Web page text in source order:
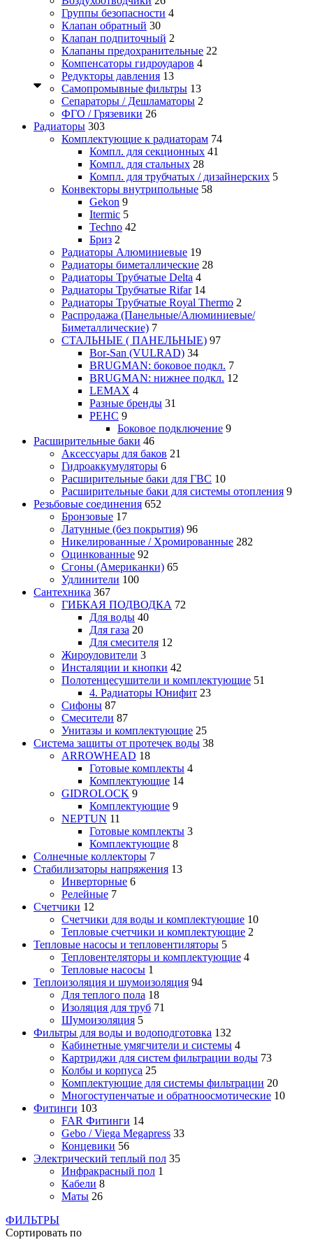
Группы безопасности 4
Клапан обратный 30
Клапан подпиточный 2
Клапаны предохранительные 22
Компенсаторы гидроударов 4
Редукторы давления 13
Самопромывные фильтры 13
Сепараторы / Дешламаторы 2
ФГО / Грязевики 26
Радиаторы 303
Комплектующие к радиаторам 74
Компл. для секционных 41
Компл. для стальных 28
Компл. для трубчатых / дизайнерских 5
Конвекторы внутрипольные 58
Gekon 9
Itermic 5
Techno 42
Бриз 2
Радиаторы Алюминиевые 19
Радиаторы биметаллические 28
Радиаторы Трубчатые Delta 4
Радиаторы Трубчатые Rifar 14
Радиаторы Трубчатые Royal Thermo 2
Распродажа (Панельные/Алюминиевые/
Биметаллические) 7
СТАЛЬНЫЕ ( ПАНЕЛЬНЫЕ) 97
Bor-San (VULRAD) 34
BRUGMAN: боковое подкл. 7
BRUGMAN: нижнее подкл. 12
LEMAX 4
Разные бренды 31
РЕНС 9
Боковое подключение 9
Расширительные баки 46
Аксессуары для баков 21
Гидроаккумуляторы 6
Расширительные баки для ГВС 10
Расширительные баки для системы отопления 9
Резьбовые соединения 652
Бронзовые 17
Латунные (без покрытия) 96
Никелированные / Хромированные 282
Оцинкованные 92
Сгоны (Американки) 65
Удлинители 100
Сантехника 367
ГИБКАЯ ПОДВОДКА 72
Для воды 40
Для газа 20
Для смесителя 12
Жироуловители 3
Инсталяции и кнопки 42
Полотенцесушители и комплектующие 51
4. Радиаторы Юнифит 23
Сифоны 87
Смесители 87
Унитазы и комплектующие 25
Система защиты от протечек воды 38
ARROWHEAD 18
Готовые комплекты 4
Комплектующие 14
GIDROLOCK 9
Комплектующие 9
NEPTUN 11
Готовые комплекты 3
Комплектующие 8
Солнечные коллекторы 7
Стабилизаторы напряжения 13
Инверторные 6
Релейные 7
Счетчики 12
Счетчики для воды и комплектующие 10
Тепловые счетчики и комплектующие 2
Тепловые насосы и тепловентиляторы 5
Тепловентеляторы и комплектующие 4
Тепловые насосы 1
Теплоизоляция и шумоизоляция 94
Для теплого пола 18
Изоляция для труб 71
Шумоизоляция 5
Фильтры для воды и водоподготовка 132
Кабинетные умягчители и системы 4
Картриджи для систем фильтрации воды 73
Колбы и корпуса 25
Комплектующие для системы фильтрации 20
Многоступенчатые и обратноосмотические 10
Фитинги 103
FAR Фитинги 14
Gebo / Viega Megapress 33
Концевики 56
Электрический теплый пол 35
Инфракрасный пол 1
Кабели 8
Маты 26
ФИЛЬТРЫ
Сортировать по